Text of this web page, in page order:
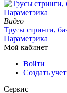
Видео
Трусы стринги,
Параметрика
Мой кабинет
Войти
Создать
Сервис